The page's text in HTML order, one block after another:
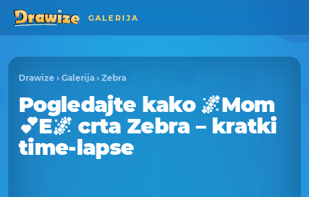
GALERIJA
Drawize › Galerija › Zebra
Pogledajte kako 🌌Mom
💕E🌌 crta Zebra – kratki
time-lapse